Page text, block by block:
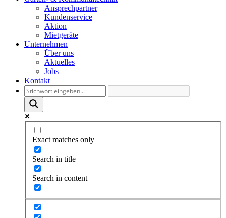
Ansprechpartner
Kundenservice
Aktion
Mietgeräte
Unternehmen
Über uns
Aktuelles
Jobs
Kontakt
Exact matches only
Search in title
Search in content